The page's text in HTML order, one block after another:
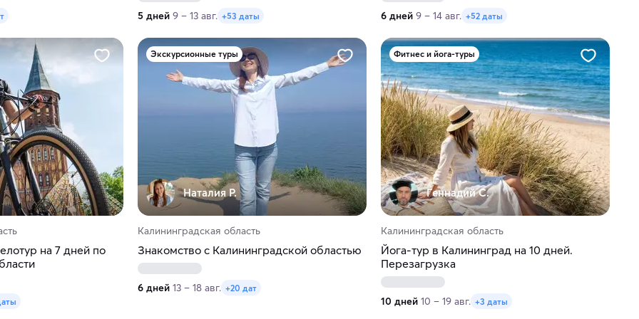
5 дней 9 – 13 авг. +53 даты 6 дней 9 – 14 авг. +52 даты
на 7 дней по
Экскурсионные туры
Наталия Р.
Калининградская область
Знакомство с Калининградской областью
6 дней 13 – 18 авг. +20 дат
Фитнес и йога-туры
Геннадий С.
Калининградская область
Йога-тур в Калининград на 10 дней.
Перезагрузка
10 дней 10 – 19 авг. +3 даты